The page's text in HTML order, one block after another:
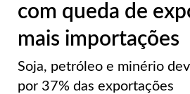
com queda de
mais importações
Soja, petróleo e minério
por 37% das exportações